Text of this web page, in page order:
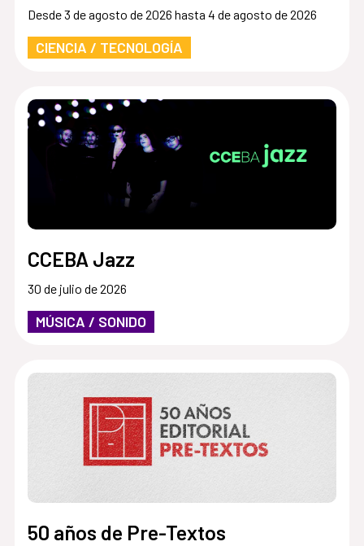
Desde 3 de agosto de 2026 hasta 4 de agosto de 2026
CIENCIA / TECNOLOGÍA
CCEBA Jazz
30 de julio de 2026
MÚSICA / SONIDO
50 años de Pre-Textos